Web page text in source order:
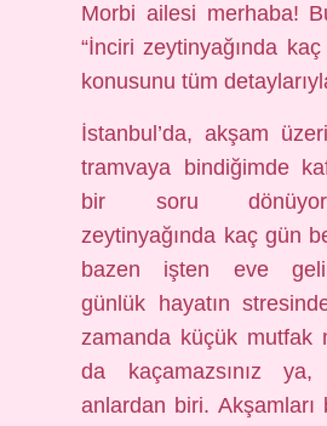
Morbi ailesi merhaba!
“İnciri zeytinyağında
konusunu tüm
İstanbul’da, akşam
tramvaya bindiğimde
bir soru
zeytinyağında kaç gün
bazen işten eve
günlük hayatın
zamanda küçük mutfak
da kaçamazsınız
anlardan biri. Akşamları